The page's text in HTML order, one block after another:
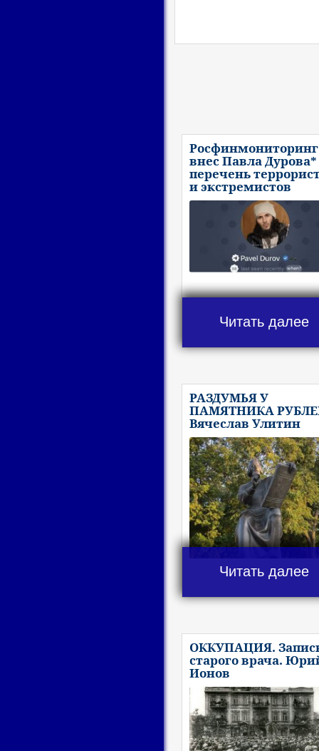
Росфинмониторинг
внес Павла
перечень
и экстремистов
Читать далее
РАЗДУМЬЯ У
ПАМЯТНИКА
Вячеслав Улитин
Читать далее
ОККУПАЦИЯ.
старого врача.
Ионов